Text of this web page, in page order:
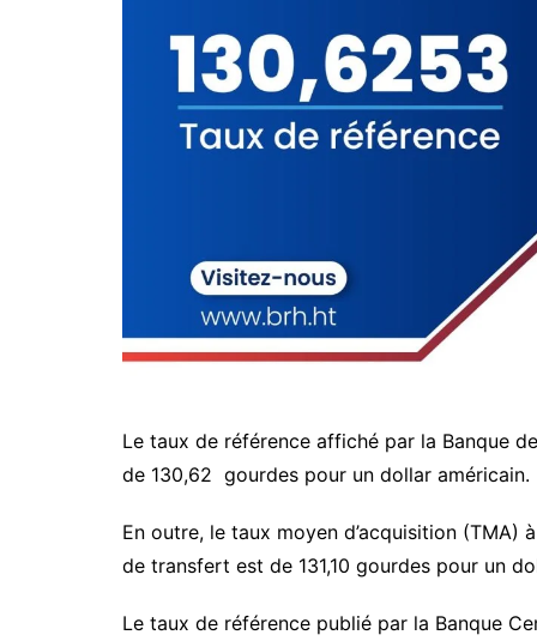
Le taux de référence affiché par la Banque
de 130,62 gourdes pour un dollar américain.
En outre, le taux moyen d’acquisition (TMA)
de transfert est de 131,10 gourdes pour un
Le taux de référence publié par la Banque